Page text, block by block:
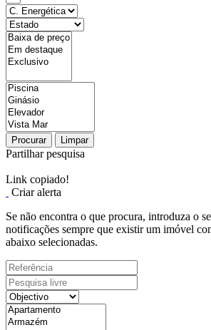
Procurar Limpar
Partilhar pesquisa
Link copiado!
Criar alerta
Se não encontra o que procura, introduza o
notificações sempre que existir um imóvel
abaixo selecionadas.